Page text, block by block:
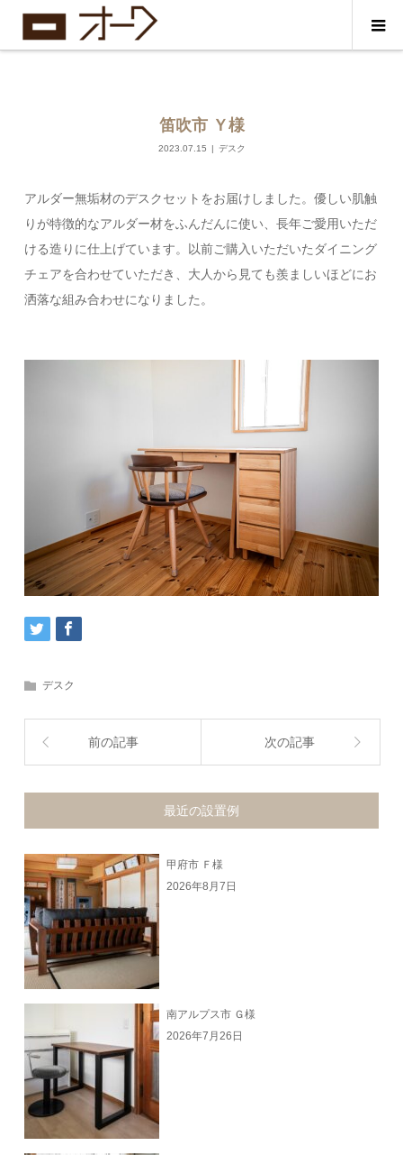
笛吹市 Ｙ様
2023.07.15 デスク
アルダー無垢材のデスクセットをお届けしました。優しい肌触
りが特徴的なアルダー材をふんだんに使い、長年ご愛用いただ
ける造りに仕上げています。以前ご購入いただいたダイニング
チェアを合わせていただき、大人から見ても羨ましいほどにお
洒落な組み合わせになりました。
デスク
前の記事 次の記事
最近の設置例
甲府市 Ｆ様
2026年8月7日
南アルプス市 Ｇ様
2026年7月26日